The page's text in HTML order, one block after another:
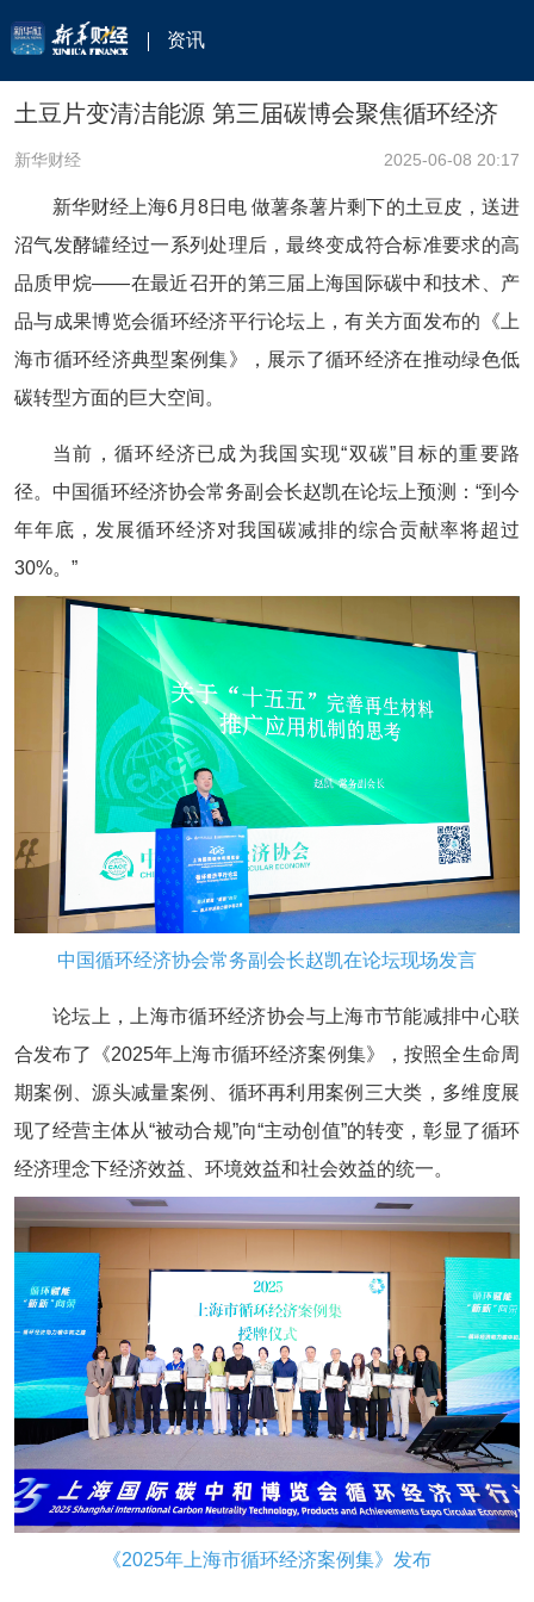
资讯
土豆片变清洁能源 第三届碳博会聚焦循环经济
新华财经 2025-06-08 20:17
新华财经上海6月8日电 做薯条薯片剩下的土豆皮，送进
沼气发酵罐经过一系列处理后，最终变成符合标准要求的高
品质甲烷——在最近召开的第三届上海国际碳中和技术、产
品与成果博览会循环经济平行论坛上，有关方面发布的《上
海市循环经济典型案例集》，展示了循环经济在推动绿色低
碳转型方面的巨大空间。
当前，循环经济已成为我国实现“双碳”目标的重要路
径。中国循环经济协会常务副会长赵凯在论坛上预测：“到今
年年底，发展循环经济对我国碳减排的综合贡献率将超过
30%。”
中国循环经济协会常务副会长赵凯在论坛现场发言
论坛上，上海市循环经济协会与上海市节能减排中心联
合发布了《2025年上海市循环经济案例集》，按照全生命周
期案例、源头减量案例、循环再利用案例三大类，多维度展
现了经营主体从“被动合规”向“主动创值”的转变，彰显了循环
经济理念下经济效益、环境效益和社会效益的统一。
《2025年上海市循环经济案例集》发布